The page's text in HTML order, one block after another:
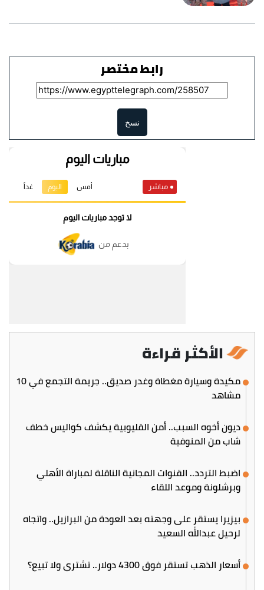
رابط مختصر
نسخ
الأكثر قراءة
مكيدة وسيارة مغطاة وغدر صديق.. جريمة التجمع في 10
مشاهد
ديون أخوه السبب.. أمن القليوبية يكشف كواليس خطف
شاب من المنوفية
اضبط التردد.. القنوات المجانية الناقلة لمباراة الأهلي
وبرشلونة وموعد اللقاء
بيزيرا يستقر على وجهته بعد العودة من البرازيل.. واتجاه
لرحيل عبدالله السعيد
أسعار الذهب تستقر فوق 4300 دولار.. تشتري ولا تبيع؟